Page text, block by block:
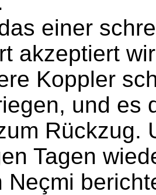
einer
akzeptiert
Koppler
und es
Rückzug.
Tagen
Neçmi